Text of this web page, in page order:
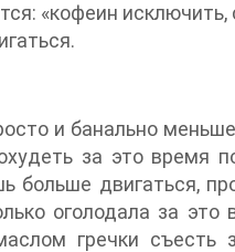
«кофеин
и банально
за это время
больше двигаться,
оголодала за
гречки